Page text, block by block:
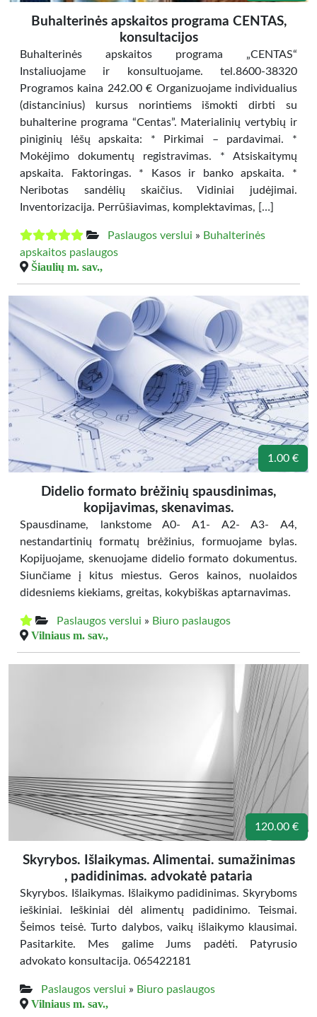
Buhalterinės apskaitos programa CENTAS,
konsultacijos
Buhalterinės apskaitos programa „CENTAS“
Instaliuojame ir konsultuojame. tel.8600-38320
Programos kaina 242.00 € Organizuojame individualius
(distancinius) kursus norintiems išmokti dirbti su
buhalterine programa “Centas”. Materialinių vertybių ir
piniginių lėšų apskaita: * Pirkimai – pardavimai. *
Mokėjimo dokumentų registravimas. * Atsiskaitymų
apskaita. Faktoringas. * Kasos ir banko apskaita. *
Neribotas sandėlių skaičius. Vidiniai judėjimai.
Inventorizacija. Perrūšiavimas, komplektavimas, […]
Paslaugos verslui » Buhalterinės
apskaitos paslaugos
Šiaulių m. sav.,
1.00 €
Didelio formato brėžinių spausdinimas,
kopijavimas, skenavimas.
Spausdiname, lankstome A0- A1- A2- A3- A4,
nestandartinių formatų brėžinius, formuojame bylas.
Kopijuojame, skenuojame didelio formato dokumentus.
Siunčiame į kitus miestus. Geros kainos, nuolaidos
didesniems kiekiams, greitas, kokybiškas aptarnavimas.
Paslaugos verslui » Biuro paslaugos
Vilniaus m. sav.,
120.00 €
Skyrybos. Išlaikymas. Alimentai. sumažinimas
, padidinimas. advokatė pataria
Skyrybos. Išlaikymas. Išlaikymo padidinimas. Skyryboms
ieškiniai. Ieškiniai dėl alimentų padidinimo. Teismai.
Šeimos teisė. Turto dalybos, vaikų išlaikymo klausimai.
Pasitarkite. Mes galime Jums padėti. Patyrusio
advokato konsultacija. 065422181
Paslaugos verslui » Biuro paslaugos
Vilniaus m. sav.,